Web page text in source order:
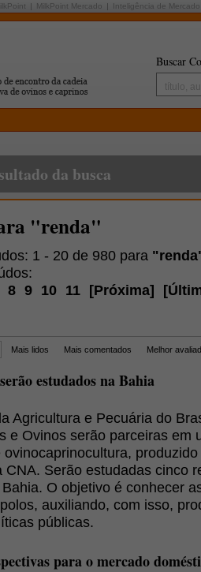
MilkPoint Mercado Inteligência de Mercado
Buscar
da busca
"renda"
1 - 20 de 980 para
8 9 10 11 [Próxima] [
Mais lidos Mais comentados Melhor
estudados na Bahia
Agricultura e Pecuária do
e Ovinos serão parceiras em
CNA. Serão estudadas cinco
O objetivo é conhecer
auxiliando, com isso,
públicas.
para o mercado